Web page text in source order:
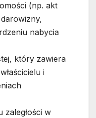
(np. akt
nabycia
który zawiera
i
zaległości w